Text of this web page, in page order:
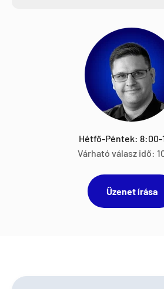
Hétfő-Péntek: 8:00-
Várható válasz idő:
Üzenet írása